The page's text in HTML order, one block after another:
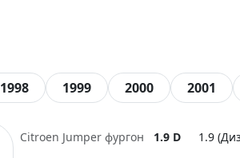
1998 1999 2000 2001
Citroen Jumper фургон 1.9 D 1.9